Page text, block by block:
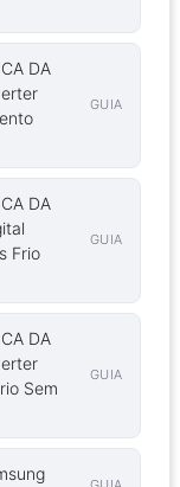
DA
GUIA
DA
Frio
GUIA
DA
Sem
GUIA